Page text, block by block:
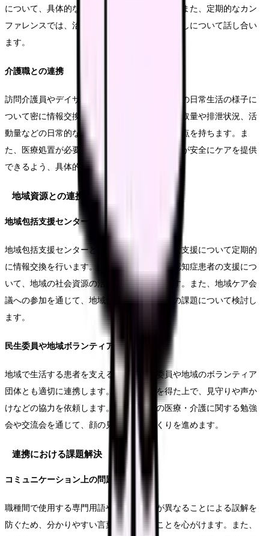
について、具体的なデータを基に報告します。また、定期的なカン
ファレンスでは、治療方針の確認や今後の見通しについて話し合い
ます。
介護職との連携
訪問介護員やデイサービススタッフとは、患者の日常生活の様子に
ついて密に情報交換を行います。特に、食事摂取量や排泄状況、活
動量などの日常的な変化について、共有する視点を持ちます。ま
た、医療処置が必要な患者については、介護職が安全にケアを提供
できるよう、具体的な注意点を説明します。
地域資源との連携
地域包括支援センターとの協力
地域包括支援センターとは、高齢者の総合的な支援について定期的
に情報交換を行います。特に、独居高齢者や認知症患者の支援につ
いて、地域の社会資源の活用方法を相談します。また、地域ケア会
議への参加を通じて、地域全体の医療・介護の課題について検討し
ます。
民生委員や地域ボランティアとの連携
地域で生活する患者を支えるため、民生委員や地域のボランティア
団体とも適切に連携します。患者の同意を得た上で、見守りや声か
けなどの協力を依頼します。また、地域の医療・介護に関する勉強
会や交流会を通じて、顔の見える関係づくりを進めます。
連携における課題解決
コミュニケーション上の問題対処
職種間で使用する専門用語や観察の視点が異なることによる誤解を
防ぐため、分かりやすい言葉で説明することを心がけます。また、